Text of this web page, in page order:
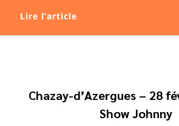
Lire l’article
Chazay-d’Azergues – 28
Show Johnny